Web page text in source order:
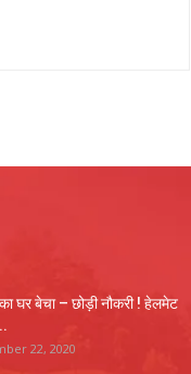
घर बेचा – छोड़ी नौकरी ! हेलमेट
22, 2020